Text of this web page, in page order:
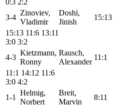
0:3 2:2
3-4
Zinoviev,
Vladimir
Doshi,
Jinish
15:13
15:13 11:6 13:11
3:0 3:2
4-3
Kietzmann,
Ronny
Rausch,
Alexander
11:1
11:1 14:12 11:6
3:0 4:2
1-1
Helmig,
Norbert
Breit,
Marvin
8:11